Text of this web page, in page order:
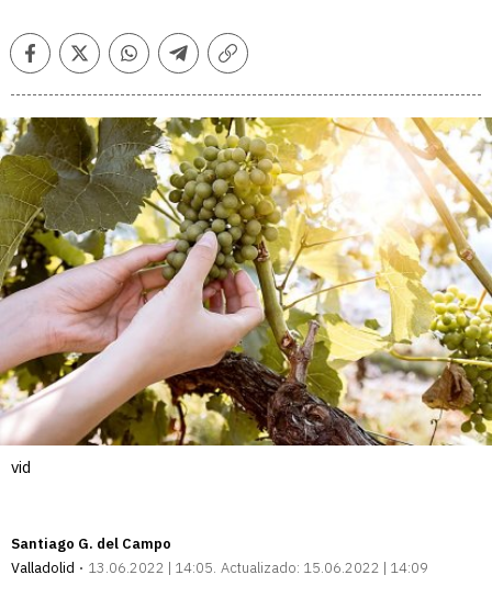
FacebookTwitterWhatsappTelegramCopiar
vid
Santiago G. del Campo
Valladolid
13.06.2022 | 14:05 Actualizado: 15.06.2022 | 14:09